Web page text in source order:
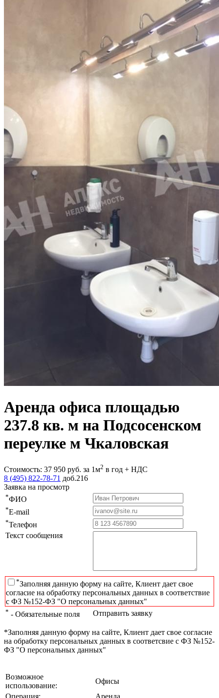
Аренда офиса площадью
237.8 кв. м на Подсосенском
переулке м Чкаловская
Стоимость: 37 950 руб. за 1м2 в год + НДС
8 (495) 822-78-71 доб.216
Заявка на просмотр
*ФИО
*E-mail
*Телефон
Текст сообщения
*Заполняя данную форму на сайте, Клиент дает свое
согласие на обработку персональных данных в соответствие
с ФЗ №152-ФЗ "О персональных данных"
* - Обязательные поля Отправить заявку
*Заполняя данную форму на сайте, Клиент дает свое согласие
на обработку персональных данных в соответсвие с ФЗ №152-
ФЗ "О персональных данных"
Возможное
использование:
Офисы